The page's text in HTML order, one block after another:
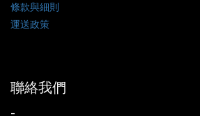
條款與細則
運送政策
聯絡我們